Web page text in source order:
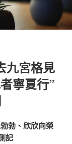
九宮格見
寧夏行”
勃、欣欣向榮
記